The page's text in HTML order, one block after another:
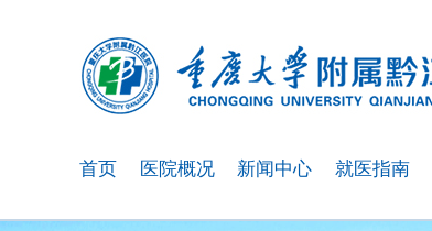
首页 医院概况 新闻中心 就医指南